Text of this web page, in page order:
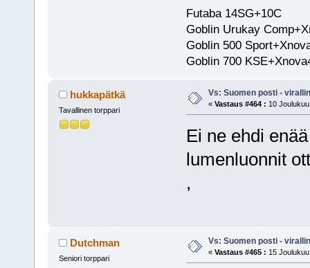
Futaba 14SG+10C
Goblin Urukay
Goblin 500
Goblin 700
hukkapätkä
Tavallinen torppari
Vs: Suomen posti -
« Vastaus #464 : 10
Ei ne ehdi
lumenluonnit
,
Dutchman
Seniori torppari
Vs: Suomen posti -
« Vastaus #465 : 15